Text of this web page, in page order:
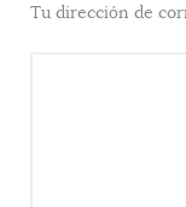
Tu dirección de